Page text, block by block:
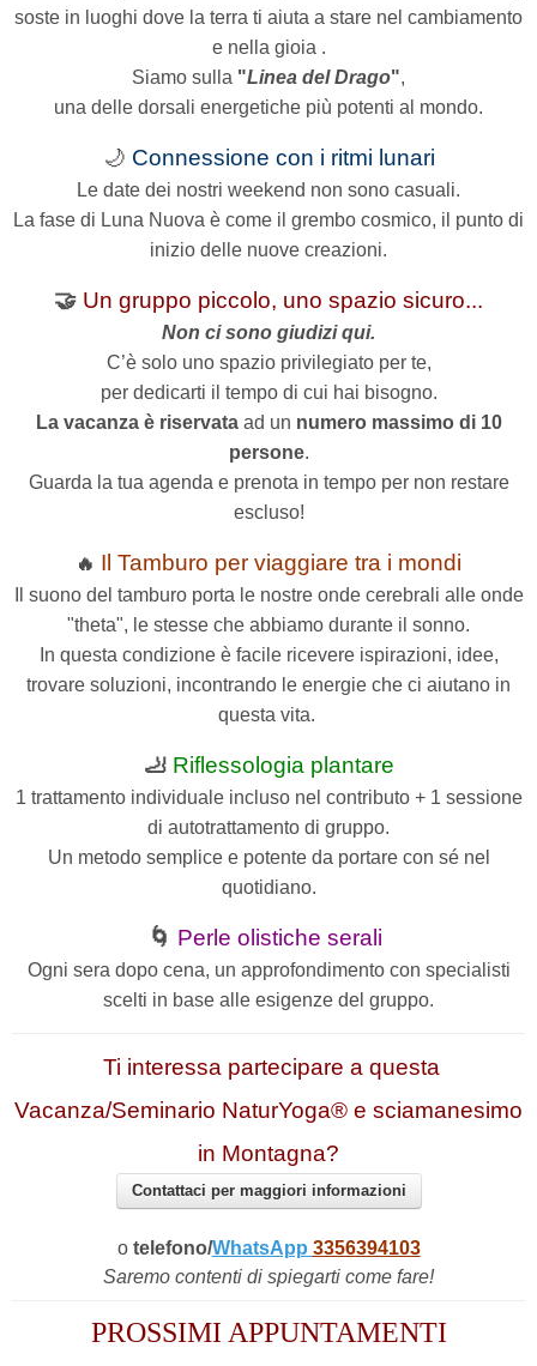
soste in luoghi dove la terra ti aiuta a stare nel cambiamento
e nella gioia .
Siamo sulla "Linea del Drago",
una delle dorsali energetiche più potenti al mondo.
🌙 Connessione con i ritmi lunari
Le date dei nostri weekend non sono casuali.
La fase di Luna Nuova è come il grembo cosmico, il punto di
inizio delle nuove creazioni.
🤝 Un gruppo piccolo, uno spazio sicuro...
Non ci sono giudizi qui.
C’è solo uno spazio privilegiato per te,
per dedicarti il tempo di cui hai bisogno.
La vacanza è riservataad un numero massimo di 10
persone.
Guarda la tua agenda e prenota in tempo per non restare
escluso!
🔥 Il Tamburo per viaggiare tra i mondi
Il suono del tamburo porta le nostre onde cerebrali alle onde
"theta", le stesse che abbiamo durante il sonno.
In questa condizione è facile ricevere ispirazioni, idee,
trovare soluzioni, incontrando le energie che ci aiutano in
questa vita.
🦶 Riflessologia plantare
1 trattamento individuale incluso nel contributo + 1 sessione
di autotrattamento di gruppo.
Un metodo semplice e potente da portare con sé nel
quotidiano.
🌀 Perle olistiche serali
Ogni sera dopo cena, un approfondimento con specialisti
scelti in base alle esigenze del gruppo.
Ti interessa partecipare a questa
Vacanza/Seminario NaturYoga® e sciamanesimo
in Montagna?
Contattaci per maggiori informazioni
o telefono/WhatsApp 3356394103
Saremo contenti di spiegarti come fare!
PROSSIMI APPUNTAMENTI